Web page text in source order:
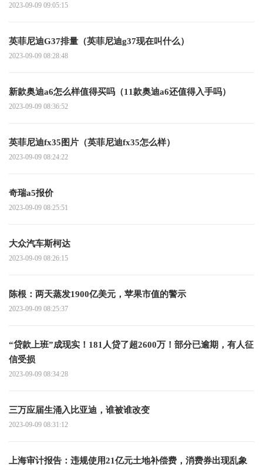
2023-09-09 09:05:15
英菲尼迪G37排量（英菲尼迪g37现在叫什么）
2023-09-09 08:28:48
新款奥迪a6怎么样值得买吗（11款奥迪a6还值得入手吗）
2023-09-09 08:36:52
英菲尼迪fx35图片（英菲尼迪fx35怎么样）
2023-09-09 08:24:22
奇瑞a5报价
2023-09-09 08:25:51
大众汽车斯柯达
2023-09-09 08:26:15
陈根：两天蒸发1900亿美元，苹果市值的警示
2023-09-09 08:25:37
“贷款上班”成现实！181人贷了超2600万！部分已逾期，有人征
信受损
2023-09-09 08:34:28
三万应届生涌入比亚迪，谁被谁改变
2023-09-09 08:31:12
上海审计报告：违规使用21亿元土地补偿费，消费券出现乱象